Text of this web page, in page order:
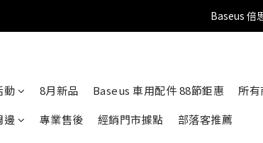
Baseus 倍
動 8月新品 Baseus 車用配件 88節鉅惠 所有
邊
專業售後 經銷門市據點 部落客推薦